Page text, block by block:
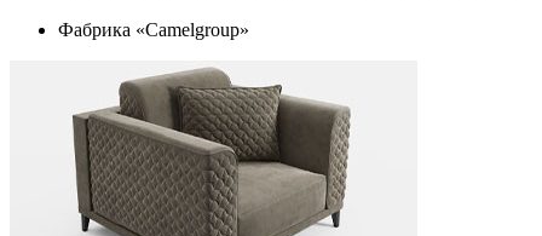
Фабрика «Camelgroup»